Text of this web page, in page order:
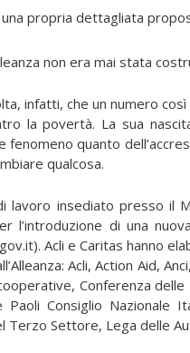
propria dettagliata
non era mai stata
infatti, che un numero
la povertà. La sua
fenomeno quanto
qualcosa.
lavoro insediato presso il
l’introduzione di una
Acli e Caritas hanno
Acli, Action Aid,
Conferenza
Paoli Consiglio Nazionale
Terzo Settore, Lega delle